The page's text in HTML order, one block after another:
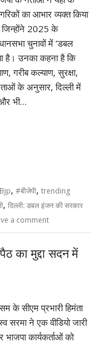
का आभार व्यक्त किया
2025 के
चुनावों में ‘डबल
है। उनका कहना है कि
गरीब कल्याण, सुरक्षा,
के अनुसार, दिल्ली में
भी…
,#बीजेपी,trending
,दिल्ली: डबल इंजन की सरकार
a comment
का मुद्दा सदन में
के सीएम प्रभारी हिमंता
सरमा ने एक वीडियो जारी
भाजपा कार्यकर्ताओं को